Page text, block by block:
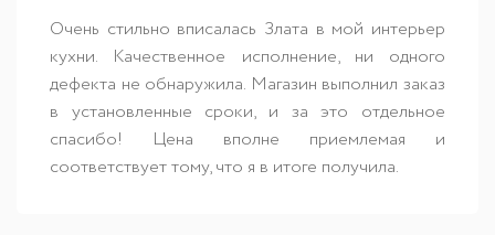
Очень стильно вписалась Злата в мой интерьер
кухни. Качественное исполнение, ни одного
дефекта не обнаружила. Магазин выполнил заказ
в установленные сроки, и за это отдельное
спасибо! Цена вполне приемлемая и
соответствует тому, что я в итоге получила.